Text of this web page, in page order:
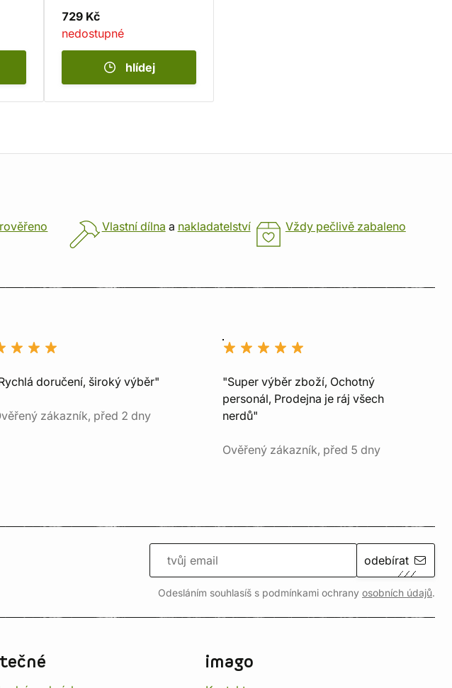
729 Kč
nedostupné
hlídej
Vlastní dílna a nakladatelství Vždy pečlivě zabaleno
doručení, široký výběr"
zákazník, před 2 dny
"Super výběr zboží, Ochotný
personál, Prodejna je ráj všech
nerdů"
Ověřený zákazník, před 5 dny
odebírat
Odesláním souhlasíš s podmínkami ochrany osobních údajů.
imago